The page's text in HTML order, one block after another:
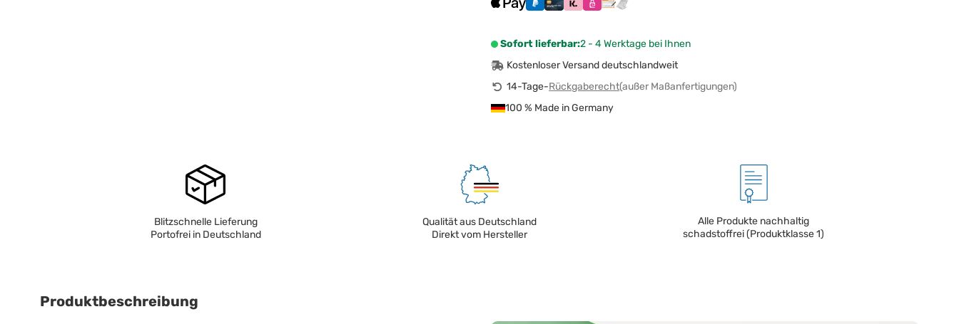
Sofort lieferbar:2 - 4 Werktage bei Ihnen
Kostenloser Versand deutschlandweit
14-Tage-Rückgaberecht(außer Maßanfertigungen)
100 % Made in Germany
Blitzschnelle Lieferung
Portofrei in Deutschland
Qualität aus Deutschland
Direkt vom Hersteller
Alle Produkte nachhaltig
schadstoffrei (Produktklasse 1)
Produktbeschreibung